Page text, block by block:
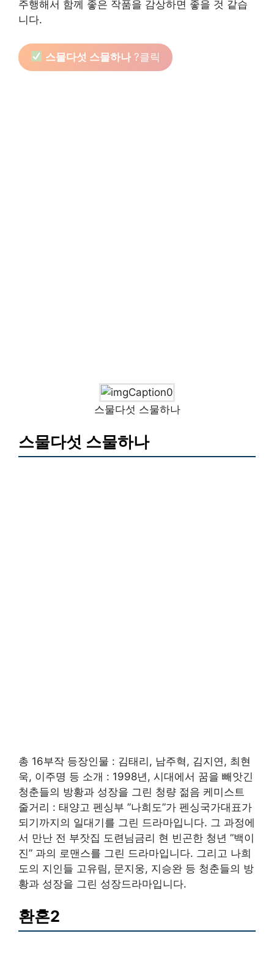
주행해서 함께 좋은 작품을 감상하면 좋을 것 같습
니다.
스물다섯 스물하나?클릭
스물다섯 스물하나
스물다섯 스물하나
총 16부작 등장인물 : 김태리, 남주혁, 김지연, 최현
욱, 이주명 등 소개 : 1998년, 시대에서 꿈을 빼앗긴
청춘들의 방황과 성장을 그린 청량 젊음 케미스트
줄거리 : 태양고 펜싱부 ”나희도”가 펜싱국가대표가
되기까지의 일대기를 그린 드라마입니다. 그 과정에
서 만난 전 부잣집 도련님금리 현 빈곤한 청년 ”백이
진” 과의 로맨스를 그린 드라마입니다. 그리고 나희
도의 지인들 고유림, 문지웅, 지승완 등 청춘들의 방
황과 성장을 그린 성장드라마입니다.
환혼2